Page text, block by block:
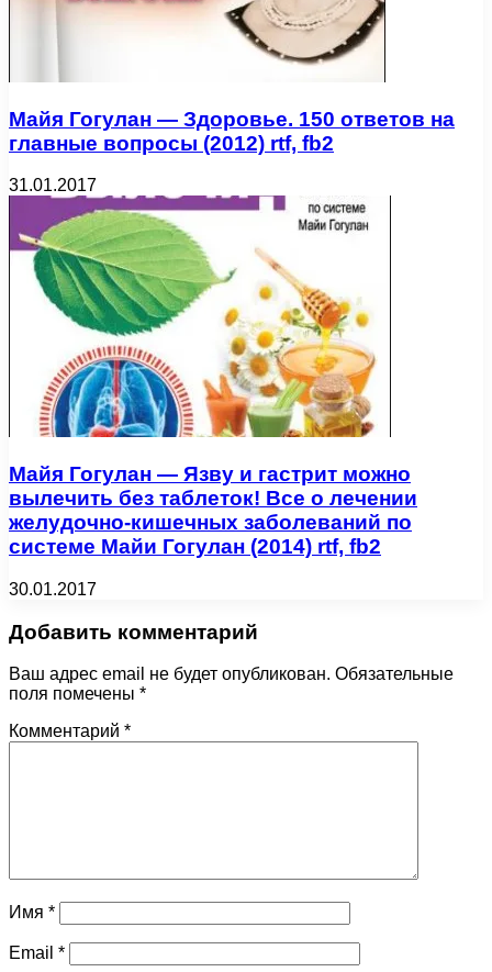
Майя Гогулан — Здоровье. 150 ответов на
главные вопросы (2012) rtf, fb2
31.01.2017
Майя Гогулан — Язву и гастрит можно
вылечить без таблеток! Все о лечении
желудочно-кишечных заболеваний по
системе Майи Гогулан (2014) rtf, fb2
30.01.2017
Добавить комментарий
Ваш адрес email не будет опубликован. Обязательные
поля помечены *
Комментарий *
Имя *
Email *